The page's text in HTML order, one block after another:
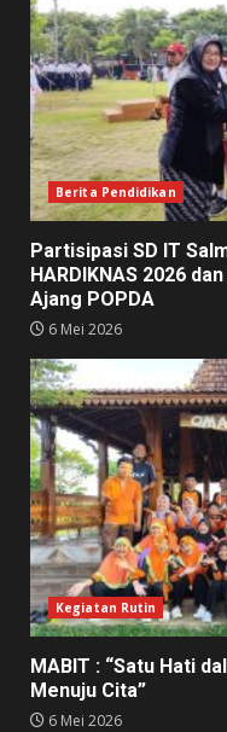
Berita Pendidikan
Partisipasi SD IT
HARDIKNAS 2026
Ajang POPDA
6 Mei 2026
Kegiatan Rutin
MABIT : “Satu Hati
Menuju Cita”
6 Mei 2026